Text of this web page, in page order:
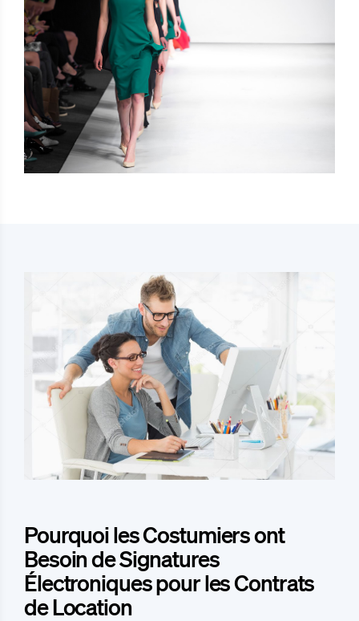
Pourquoi les Costumiers ont
Besoin de Signatures
Électroniques pour les Contrats
de Location